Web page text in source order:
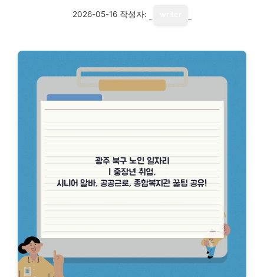
2026-05-16 작성자: